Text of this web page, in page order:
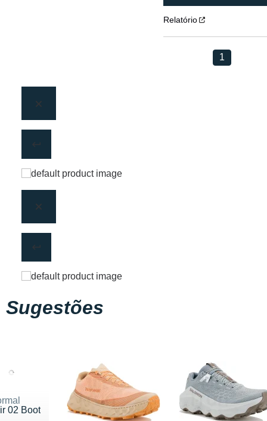
Relatório
1
Sugestões
02 Boot